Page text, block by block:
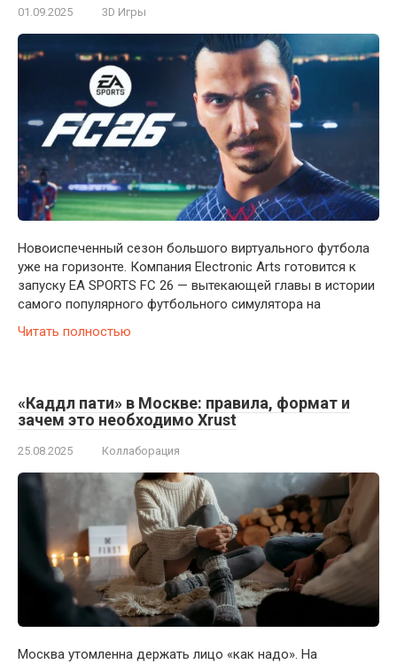
01.09.2025 3D Игры
Новоиспеченный сезон большого виртуального футбола
уже на горизонте. Компания Electronic Arts готовится к
запуску EA SPORTS FC 26 — вытекающей главы в истории
самого популярного футбольного симулятора на
Читать полностью
«Каддл пати» в Москве: правила, формат и
зачем это необходимо Xrust
25.08.2025 Коллаборация
Москва утомленна держать лицо «как надо». На